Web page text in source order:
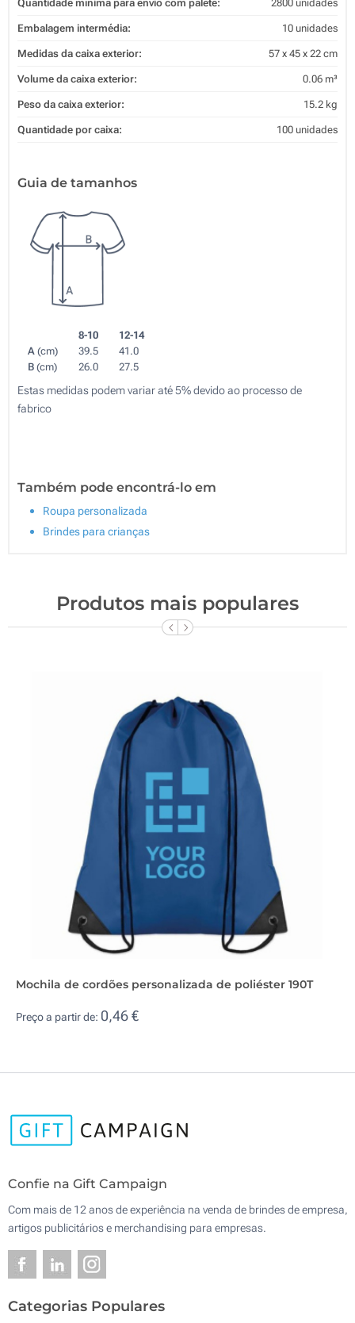
Quantidade mínima para envio com palete: 2800 unidades
Embalagem intermédia: 10 unidades
Medidas da caixa exterior: 57 x 45 x 22 cm
Volume da caixa exterior: 0.06 m³
Peso da caixa exterior: 15.2 kg
Quantidade por caixa: 100 unidades
Guia de tamanhos
8-10
12-14
A (cm) 39.5
41.0
B (cm) 26.0 27.5
Estas medidas podem variar até 5% devido ao processo de
fabrico
Também pode encontrá-lo em
Roupa personalizada
Brindes para crianças
Produtos mais populares
Mochila de cordões personalizada de poliéster 190T
Preço a partir de: 0,46 €
Confie na Gift Campaign
Com mais de 12 anos de experiência na venda de brindes de empresa,
artigos publicitários e merchandising para empresas.
Categorias Populares